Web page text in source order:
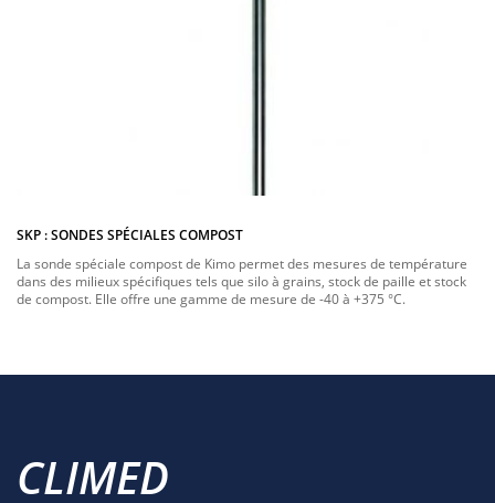
SKP : SONDES SPÉCIALES COMPOST
La sonde spéciale compost de Kimo permet des mesures de température
dans des milieux spécifiques tels que silo à grains, stock de paille et stock
de compost. Elle offre une gamme de mesure de -40 à +375 °C.
CLIMED